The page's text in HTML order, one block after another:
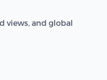
views, and global